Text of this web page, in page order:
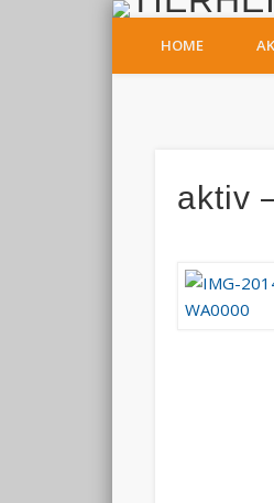
HOME
aktiv